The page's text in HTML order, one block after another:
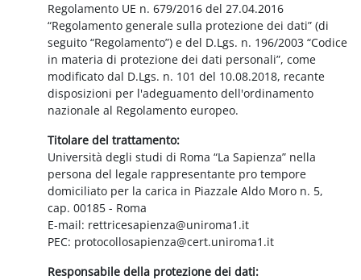
Regolamento UE n. 679/2016 del 27.04.2016
“Regolamento generale sulla protezione dei dati” (di
seguito “Regolamento”) e del D.Lgs. n. 196/2003 “Codice
in materia di protezione dei dati personali”, come
modificato dal D.Lgs. n. 101 del 10.08.2018, recante
disposizioni per l'adeguamento dell'ordinamento
nazionale al Regolamento europeo.
Titolare del trattamento:
Università degli studi di Roma “La Sapienza” nella
persona del legale rappresentante pro tempore
domiciliato per la carica in Piazzale Aldo Moro n. 5,
cap. 00185 - Roma
E-mail: rettricesapienza@uniroma1.it
PEC: protocollosapienza@cert.uniroma1.it
Responsabile della protezione dei dati: